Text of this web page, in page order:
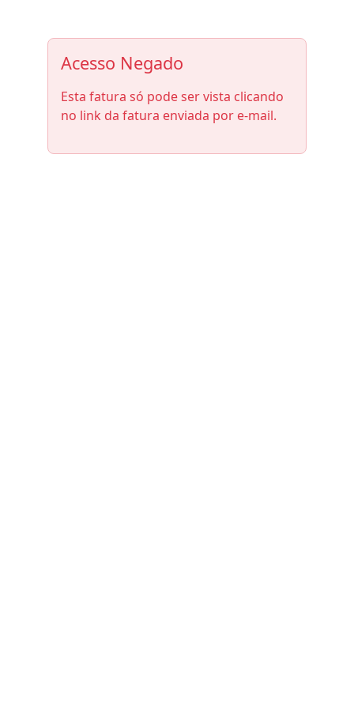
Acesso Negado
Esta fatura só pode ser vista clicando
no link da fatura enviada por e-mail.